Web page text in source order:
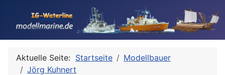
Aktuelle Seite: Startseite
Modellbauer
Jörg Kuhnert